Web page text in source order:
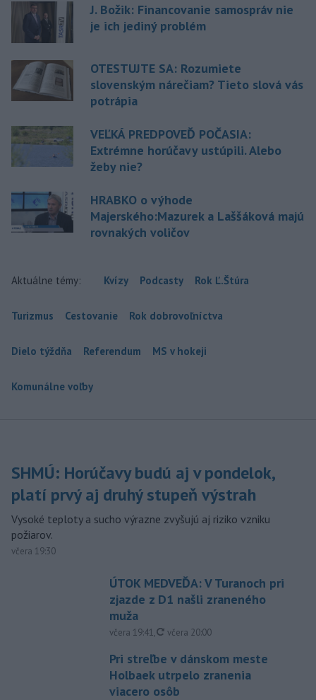
J. Božik: Financovanie samospráv nie
je ich jediný problém
OTESTUJTE SA: Rozumiete
slovenským nárečiam? Tieto slová vás
potrápia
VEĽKÁ PREDPOVEĎ POČASIA:
Extrémne horúčavy ustúpili. Alebo
žeby nie?
HRABKO o výhode
Majerského:Mazurek a Laššáková majú
rovnakých voličov
Aktuálne témy: Kvízy Podcasty Rok Ľ.Štúra
Turizmus Cestovanie Rok dobrovoľníctva
Dielo týždňa Referendum MS v hokeji
Komunálne voľby
SHMÚ: Horúčavy budú aj v pondelok,
platí prvý aj druhý stupeň výstrah
Vysoké teploty a sucho výrazne zvyšujú aj riziko vzniku
požiarov.
včera 19:30
ÚTOK MEDVEĎA: V Turanoch pri
zjazde z D1 našli zraneného
muža
včera 19:41, aktualizované
včera 20:00
Pri streľbe v dánskom meste
Holbaek utrpelo zranenia
viacero osôb